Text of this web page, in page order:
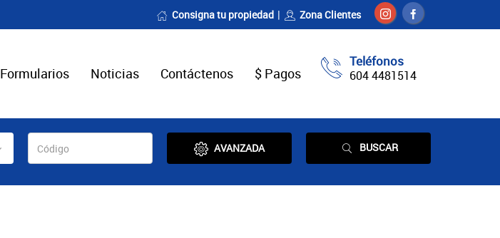
Consigna tu propiedad Zona Clientes
Teléfonos
604 4481514
Formularios Noticias Contáctenos $ Pagos
AVANZADA BUSCAR